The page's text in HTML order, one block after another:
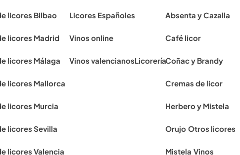
licores Bilbao
licores Madrid
licores Málaga
licores Mallorca
licores Murcia
licores Sevilla
licores Valencia
Licores Españoles
Vinos online
Vinos valencianosLicorería
Absenta y Cazalla
Café licor
Coñac y Brandy
Cremas de licor
Herbero y Mistela
Orujo Otros licores
Mistela Vinos